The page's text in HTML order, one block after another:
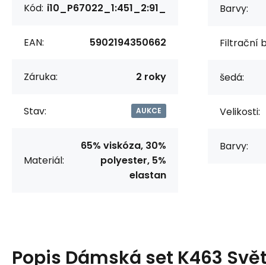
Kód: i10_P67022_1:451_2:91_
EAN: 5902194350662
Záruka: 2 roky
Stav: AUKCE
Materiál:
65% viskóza, 30%
polyester, 5%
elastan
Barvy:
Filtrační
šedá:
Velikosti:
Barvy:
Popis Dámská set K463